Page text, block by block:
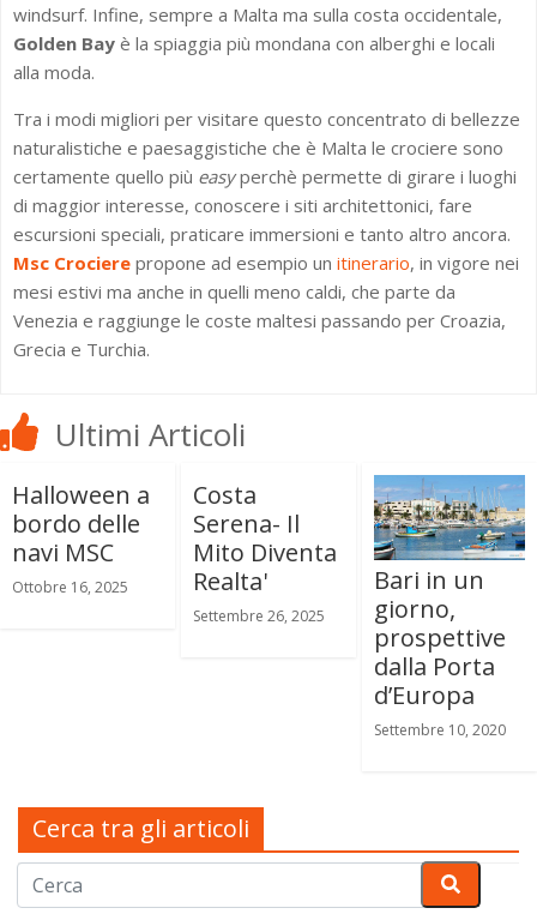
windsurf. Infine, sempre a Malta ma sulla costa occidentale,
Golden Bay è la spiaggia più mondana con alberghi e locali
alla moda.
Tra i modi migliori per visitare questo concentrato di bellezze
naturalistiche e paesaggistiche che è Malta le crociere sono
certamente quello più easyperchè permette di girare i luoghi
di maggior interesse, conoscere i siti architettonici, fare
escursioni speciali, praticare immersioni e tanto altro ancora.
Msc Crociere propone ad esempio un itinerario, in vigore nei
mesi estivi ma anche in quelli meno caldi, che parte da
Venezia e raggiunge le coste maltesi passando per Croazia,
Grecia e Turchia.
Ultimi Articoli
Halloween a
bordo delle
navi MSC
Ottobre 16, 2025
Costa
Serena- Il
Mito Diventa
Realta'
Settembre 26, 2025
Bari in un
giorno,
prospettive
dalla Porta
d’Europa
Settembre 10, 2020
Cerca tra gli articoli